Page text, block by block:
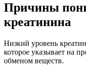
Причины
креатинина
Низкий уровень
которое указывает на
обменом веществ.